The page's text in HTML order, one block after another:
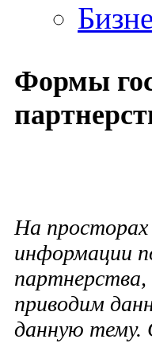
Формы
На
информации
приводим
данную тему.